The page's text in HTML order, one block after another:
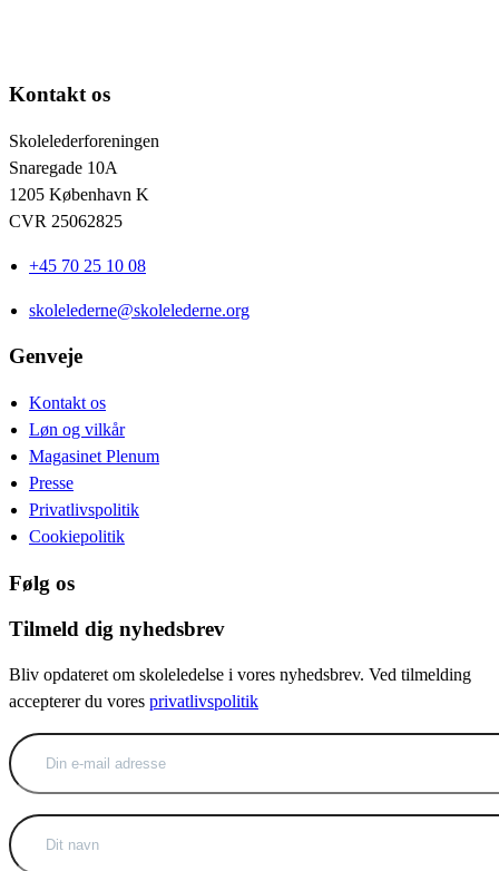
Kontakt os
Skolelederforeningen
Snaregade 10A
1205 København K
CVR 25062825
+45 70 25 10 08
skolelederne@skolelederne.org
Genveje
Kontakt os
Løn og vilkår
Magasinet Plenum
Presse
Privatlivspolitik
Cookiepolitik
Følg os
Tilmeld dig nyhedsbrev
Bliv opdateret om skoleledelse i vores nyhedsbrev. Ved tilmelding
accepterer du vores privatlivspolitik